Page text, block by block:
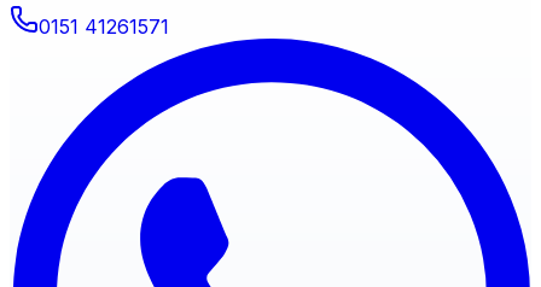
0151 41261571